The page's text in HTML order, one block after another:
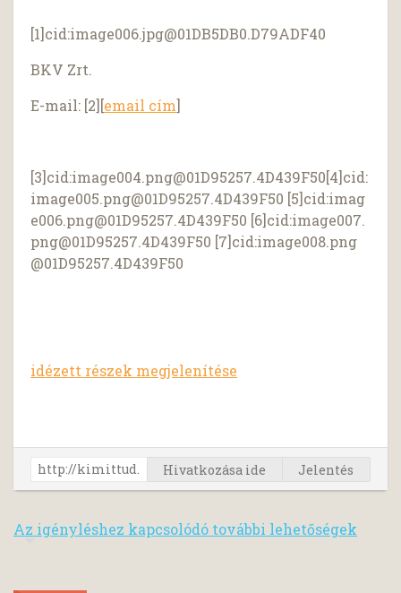
[1]cid:image006.jpg@01DB5DB0.D79ADF40
BKV Zrt.
E-mail: [2][email cím]
[3]cid:image004.png@01D95257.4D439F50[4]cid:
image005.png@01D95257.4D439F50 [5]cid:imag
e006.png@01D95257.4D439F50 [6]cid:image007.
png@01D95257.4D439F50 [7]cid:image008.png
@01D95257.4D439F50
idézett részek megjelenítése
Hivatkozása ide Jelentés
Az igényléshez kapcsolódó további lehetőségek